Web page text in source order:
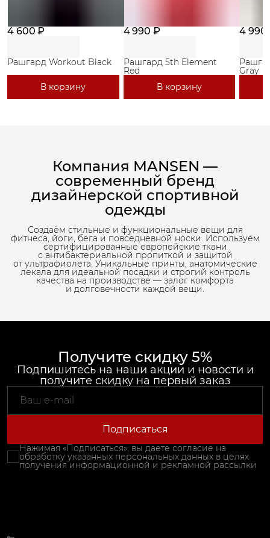
4 600 ₽
Рашгард Workout Black
В корзину
4 990 ₽
Рашгард 5th Element
Red
В корзину
4 990
Gray
Компания MANSEN —
современный бренд
дизайнерской спортивной
одежды
Создаём стильные и функциональные вещи для
фитнеса, йоги, бега и повседневной носки. Используем
сертифицированные европейские ткани
с антибактериальной пропиткой и защитой
от ультрафиолета. Уникальные принты, анатомические
лекала для идеальной посадки и строгий контроль
качества на производстве — залог комфорта
и долговечности каждой вещи.
Получите скидку 5%
Подпишитесь на наши акции и новости и
получите скидку на первый заказ
Подписаться
Нажимая «Подписаться», вы даете согласие на
обработку указанных персональных данных в целях
получения информационной и рекламной рассылки